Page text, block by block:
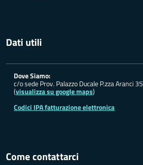
Dati utili
Dove Siamo:
c/o sede Prov. Palazzo Ducale P.zza Aranci 35
(visualizza su google maps)
Codici IPA fatturazione elettronica
Come contattarci